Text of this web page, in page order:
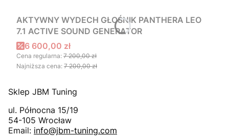
AKTYWNY WYDECH GŁOŚNIK PANTHERA LEO
7.1 ACTIVE SOUND GENERATOR
Cena promocyjna
6 600,00 zł
Cena regularna: 7 200,00 zł
Najniższa cena: 7 200,00 zł
Sklep JBM Tuning
ul. Północna 15/19
54-105 Wrocław
Email: info@jbm-tuning.com